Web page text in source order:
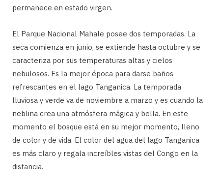
permanece en estado virgen.
El Parque Nacional Mahale posee dos temporadas. La
seca comienza en junio, se extiende hasta octubre y se
caracteriza por sus temperaturas altas y cielos
nebulosos. Es la mejor época para darse baños
refrescantes en el lago Tanganica. La temporada
lluviosa y verde va de noviembre a marzo y es cuando la
neblina crea una atmósfera mágica y bella. En este
momento el bosque está en su mejor momento, lleno
de color y de vida. El color del agua del lago Tanganica
es más claro y regala increíbles vistas del Congo en la
distancia.